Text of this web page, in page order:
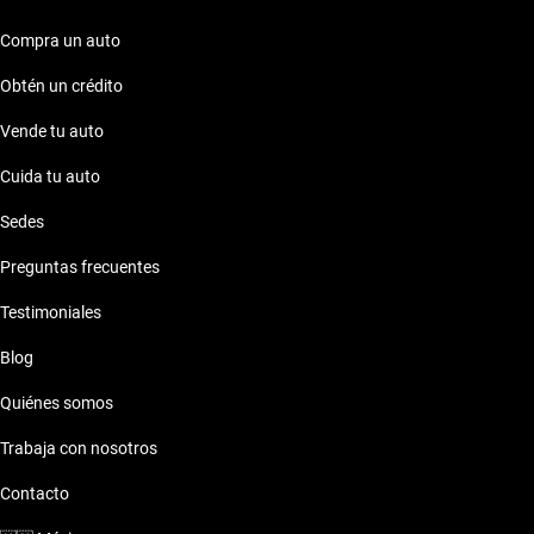
Compra un auto
Obtén un crédito
Vende tu auto
Cuida tu auto
Sedes
Preguntas frecuentes
Testimoniales
Blog
Quiénes somos
Trabaja con nosotros
Contacto